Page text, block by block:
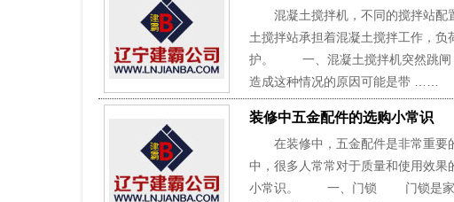
混凝土搅拌机，不同的搅拌站配
土搅拌站承担着混凝土搅拌工作，
护。 一、混凝土搅拌机突然跳闸
造成这种情况的原因可能是带 ……
装修中五金配件的选购小常识
在装修中，五金配件是非常重要
中，很多人常常对于质量和使用效
小常识。 一、门锁 门锁是家庭安